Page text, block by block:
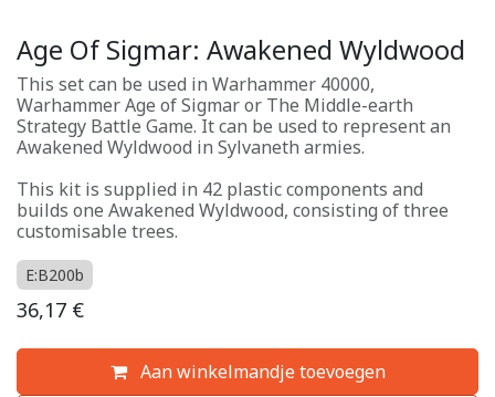
Age Of Sigmar: Awakened Wyldwood
This set can be used in Warhammer 40000,
Warhammer Age of Sigmar or The Middle-earth
Strategy Battle Game. It can be used to represent an
Awakened Wyldwood in Sylvaneth armies.
This kit is supplied in 42 plastic components and
builds one Awakened Wyldwood, consisting of three
customisable trees.
E:B200b
36,17 €
Aan winkelmandje toevoegen